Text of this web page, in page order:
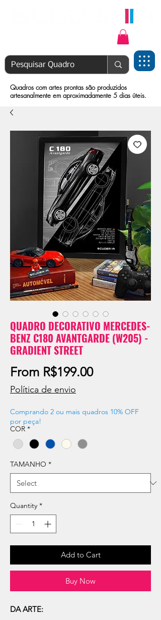
Quadros com artes prontas são produzidos
artesanalmente em aproximadamente 5 dias úteis.
QUADRO DECORATIVO MERCEDES-
BENZ C180 AVANTGARDE (W205) -
GRADIENT STREET
From R$199.00Sale
Política de envio
Comprando 2 ou mais quadros 10% OFF
por peça!
COR *
TAMANHO *
Quantity *
Add to Cart
Buy Now
DA ARTE: